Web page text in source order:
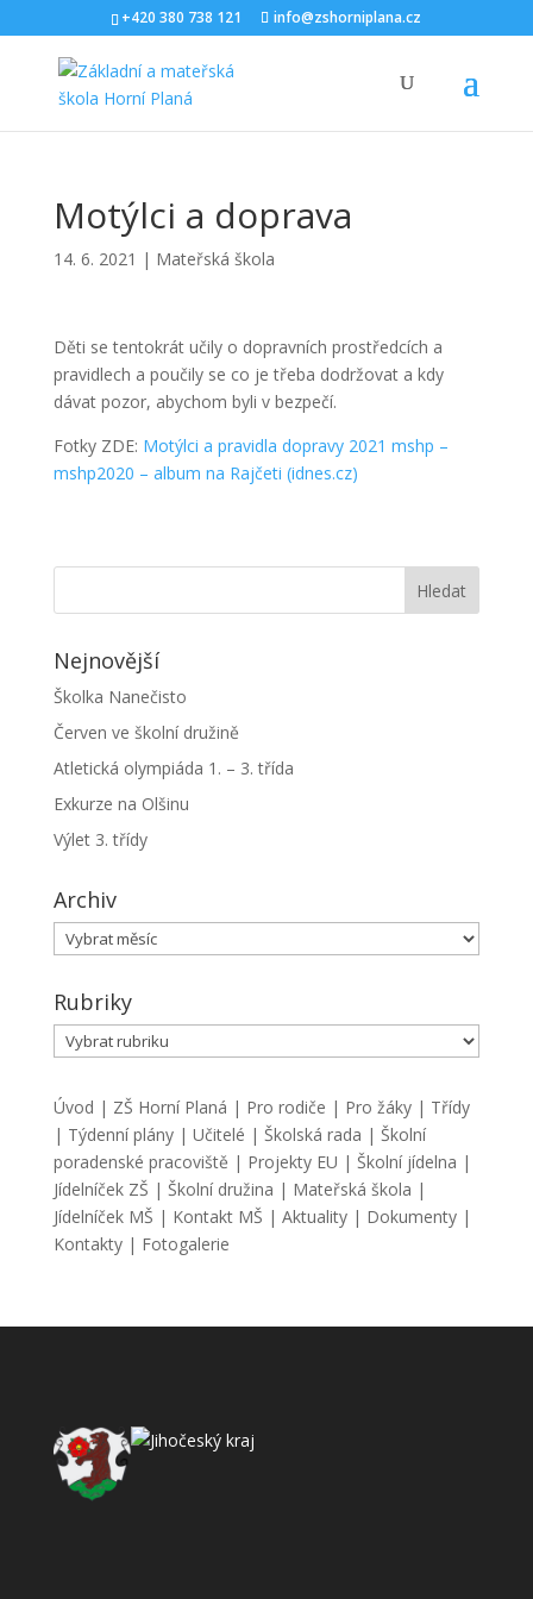
+420 380 738 121 info@zshorniplana.cz
Motýlci a doprava
14. 6. 2021 | Mateřská škola
Děti se tentokrát učily o dopravních prostředcích a
pravidlech a poučily se co je třeba dodržovat a kdy
dávat pozor, abychom byli v bezpečí.
Fotky ZDE: Motýlci a pravidla dopravy 2021 mshp –
mshp2020 – album na Rajčeti (idnes.cz)
Nejnovější
Školka Nanečisto
Červen ve školní družině
Atletická olympiáda 1. – 3. třída
Exkurze na Olšinu
Výlet 3. třídy
Archiv
Archiv
Rubriky
Rubriky
Úvod | ZŠ Horní Planá | Pro rodiče | Pro žáky| Třídy
| Týdenní plány| Učitelé | Školská rada | Školní
poradenské pracoviště | Projekty EU | Školní jídelna |
Jídelníček ZŠ | Školní družina | Mateřská škola |
Jídelníček MŠ | Kontakt MŠ | Aktuality| Dokumenty|
Kontakty| Fotogalerie